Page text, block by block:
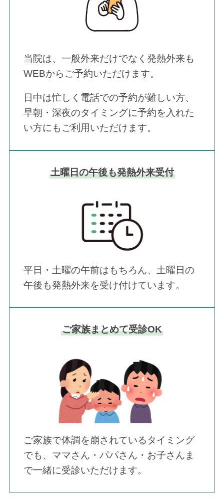
当院は、一般外来だけでなく発熱外来も
WEBからご予約いただけます。
日中は忙しく電話での予約が難しい方、
早朝・深夜のタイミングに予約を入れた
い方にもご利用いただけます。
土曜日の午後も発熱外来受付
平日・土曜の午前はもちろん、土曜日の
午後も発熱外来を受け付けています。
ご家族まとめて受診OK
ご家族で体調を崩されているタイミング
でも、ママさん・パパさん・お子さんま
で一緒に受診いただけます。